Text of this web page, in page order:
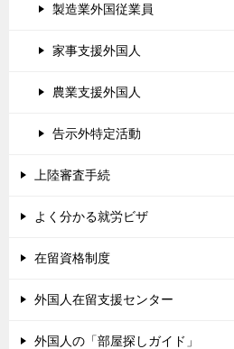
製造業外国従業員
家事支援外国人
農業支援外国人
告示外特定活動
上陸審査手続
よく分かる就労ビザ
在留資格制度
外国人在留支援センター
外国人の「部屋探しガイド」